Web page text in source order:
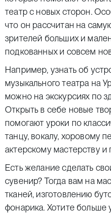
театр с новых сторон.
что он рассчитан на
зрителей больших и
подкованных и совсем
Например, узнать об
музыкального театра на
можно на экскурсиях по
Открыть в себе новые
помогают уроки по
танцу, вокалу, хоровому
актерскому мастерству и
Есть желание сделать
сувенир? Тогда вам на
тканей, изготовлению
фонарика. Хотите больше